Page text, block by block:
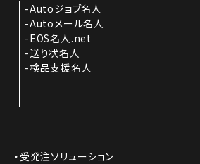
Autoジョブ名人
Autoメール名人
EOS名人.net
送り状名人
検品支援名人
受発注ソリューション